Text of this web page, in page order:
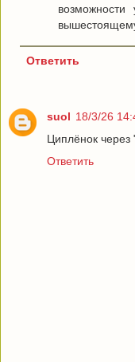
возможности
Ответить
suol 18/3/26
Циплёнок
Ответить